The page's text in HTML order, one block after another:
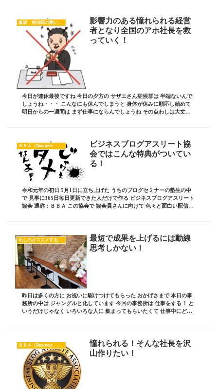
板坂 裕治郎の熱い想い
影響力のある憧れられる経営
者となり全国のアホ社長を救
っていく！
今日が連休最後ですね 今日の夕方の サザエさん症候群は 半端ないんで
しょうね・・・ こんなにも休んでしまうと 身体が休みに順応し始めて
明日からの一週間は まず仕事にならんでしょうね その点わしは大丈夫
ビジネスブログアスリート協
会ではこんな特典がついてい
る！
令和元年の初日 5月1日に立ち上げた うちのブログセミナーの塾生の中
で 見事に365日毎日更新できた人だけで作る ビジネスブログアスリート
協会 通称：ＢＢＡ この協会で 協会員さんに向けて 色々と面白い配信を
わしのオススメする良い本
最短で成果を上げるには動線
思考しかない！
昨日は多くの方に お祝いに駆けつけてもらった おかげさまで 本日の事
務所の中は ジャングルと化しています 今回の事務所は 仕事をする！ と
いうだけじゃなく いろいろな人に 集まってもらいたくて 仕事中にどう
憧れられる！そんな社長を沢
山作りたい！